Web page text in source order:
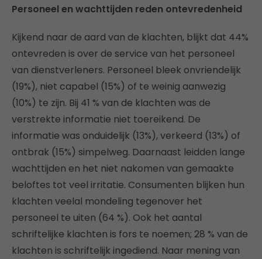
Personeel en wachttijden reden ontevredenheid
Kijkend naar de aard van de klachten, blijkt dat 44%
ontevreden is over de service van het personeel
van dienstverleners. Personeel bleek onvriendelijk
(19%), niet capabel (15%) of te weinig aanwezig
(10%) te zijn. Bij 41 % van de klachten was de
verstrekte informatie niet toereikend. De
informatie was onduidelijk (13%), verkeerd (13%) of
ontbrak (15%) simpelweg. Daarnaast leidden lange
wachttijden en het niet nakomen van gemaakte
beloftes tot veel irritatie. Consumenten blijken hun
klachten veelal mondeling tegenover het
personeel te uiten (64 %). Ook het aantal
schriftelijke klachten is fors te noemen; 28 % van de
klachten is schriftelijk ingediend. Naar mening van